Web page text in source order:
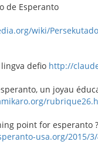
de Esperanto
wiki/
defio http://
un joyau
point for esperanto ?
usa.org/2015/